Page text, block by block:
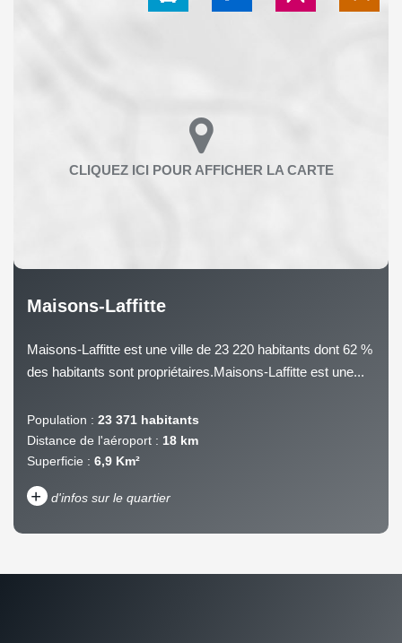
Maisons-Laffitte
Maisons-Laffitte est une ville de 23 220 habitants dont 62 %
des habitants sont propriétaires.Maisons-Laffitte est une...
Population : 23 371 habitants
Distance de l'aéroport : 18 km
Superficie : 6,9 Km²
+ d'infos sur le quartier